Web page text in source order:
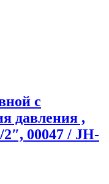
с
давления ,
00047 / JH-